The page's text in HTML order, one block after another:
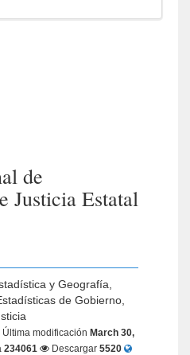
de
Justicia Estatal
y Geografía,
de Gobierno,
Última modificación March 30,
234061 Descargar 5520